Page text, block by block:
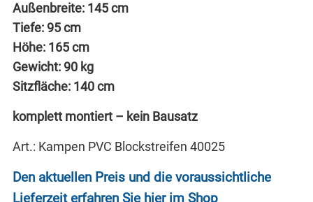
Außenbreite: 145 cm
Tiefe: 95 cm
Höhe: 165 cm
Gewicht: 90 kg
Sitzfläche: 140 cm
komplett montiert – kein Bausatz
Art.: Kampen PVC Blockstreifen 40025
Den aktuellen Preis und die voraussichtliche
Lieferzeit erfahren Sie hier im Shop